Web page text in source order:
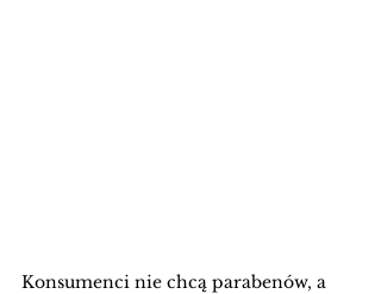
Konsumenci nie chcą parabenów, a